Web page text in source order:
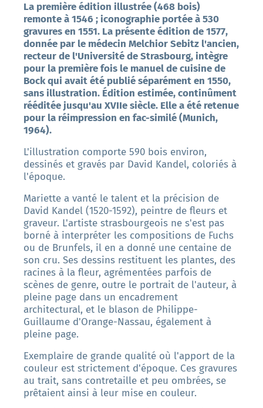
La première édition illustrée (468 bois)
remonte à 1546 ; iconographie portée à 530
gravures en 1551. La présente édition de 1577,
donnée par le médecin Melchior Sebitz l'ancien,
recteur de l'Université de Strasbourg, intègre
pour la première fois le manuel de cuisine de
Bock qui avait été publié séparément en 1550,
sans illustration. Édition estimée, continûment
rééditée jusqu'au XVIIe siècle. Elle a été retenue
pour la réimpression en fac-similé (Munich,
1964).
L'illustration comporte 590 bois environ,
dessinés et gravés par David Kandel, coloriés à
l'époque.
Mariette a vanté le talent et la précision de
David Kandel (1520-1592), peintre de fleurs et
graveur. L'artiste strasbourgeois ne s'est pas
borné à interpréter les compositions de Fuchs
ou de Brunfels, il en a donné une centaine de
son cru. Ses dessins restituent les plantes, des
racines à la fleur, agrémentées parfois de
scènes de genre, outre le portrait de l'auteur, à
pleine page dans un encadrement
architectural, et le blason de Philippe-
Guillaume d'Orange-Nassau, également à
pleine page.
Exemplaire de grande qualité où l'apport de la
couleur est strictement d'époque. Ces gravures
au trait, sans contretaille et peu ombrées, se
prêtaient ainsi à leur mise en couleur.